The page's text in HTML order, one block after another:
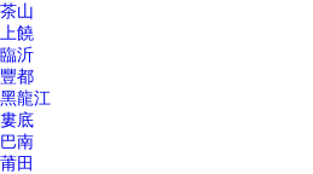
茶山
上饒
臨沂
豐都
黑龍江
婁底
巴南
莆田